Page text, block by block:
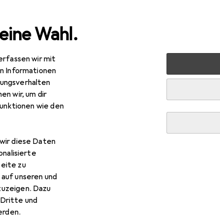
Wahl.
wir mit
Informationen
wir, um dir
wie den
diese Daten
zu
unseren und
Dazu
und
Fitness
Thieme Balanceboard Deluxe
Thieme
zum Produkt Sport-Thieme Balanceboard Deluxe